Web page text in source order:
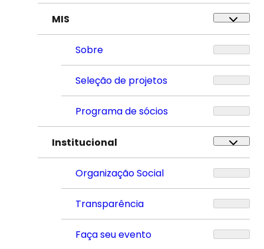
MIS
Sobre
Seleção de projetos
Programa de sócios
Institucional
Organização Social
Transparência
Faça seu evento